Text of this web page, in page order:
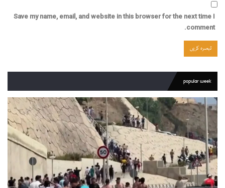
Save my name, email, and website in this browser for the next time I
comment.
popular week